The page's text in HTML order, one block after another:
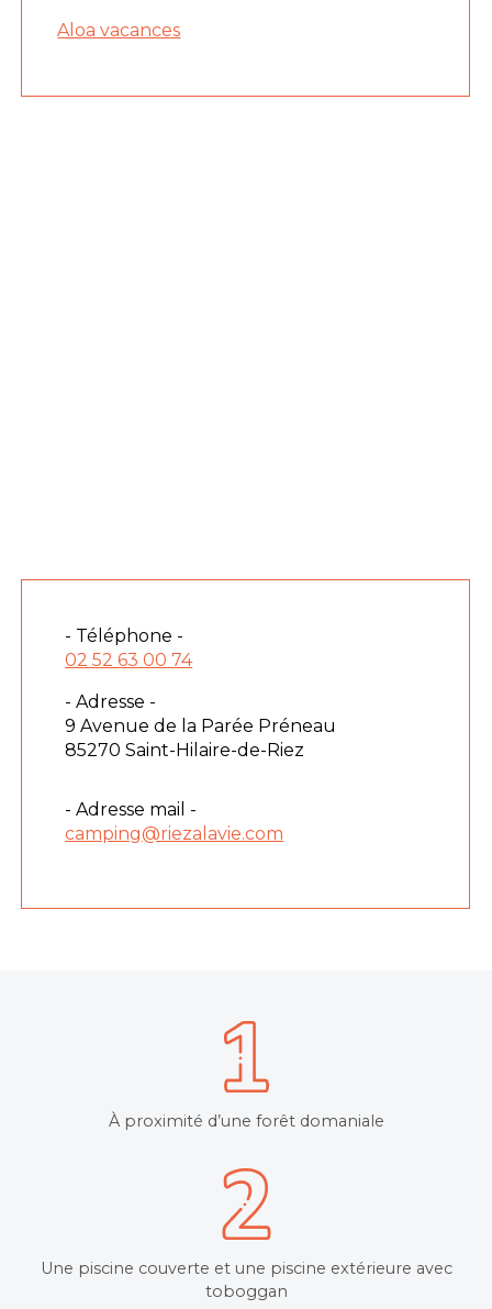
À proximité d’une forêt domaniale
Une piscine couverte et une piscine extérieure avec
toboggan
Aloa vacances
- Téléphone -
02 52 63 00 74
- Adresse -
9 Avenue de la Parée Préneau
85270 Saint-Hilaire-de-Riez
- Adresse mail -
camping@riezalavie.com